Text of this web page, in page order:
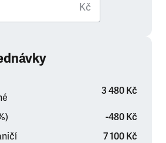
Kč
3 480 Kč
-480 Kč
7 100 Kč